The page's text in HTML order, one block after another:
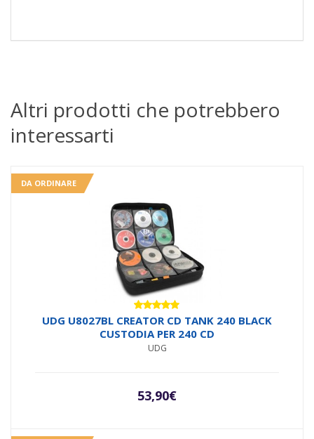
Altri prodotti che potrebbero
interessarti
DA ORDINARE
Valutato
5.00su 5
UDG U8027BL CREATOR CD TANK 240 BLACK
CUSTODIA PER 240 CD
UDG
53,90€